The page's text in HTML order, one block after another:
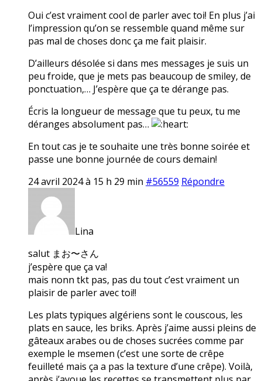
Oui c’est vraiment cool de parler avec toi! En plus j’ai
l’impression qu’on se ressemble quand même sur
pas mal de choses donc ça me fait plaisir.
D’ailleurs désolée si dans mes messages je suis un
peu froide, que je mets pas beaucoup de smiley, de
ponctuation,… J’espère que ça te dérange pas.
Écris la longueur de message que tu peux, tu me
déranges absolument pas…
En tout cas je te souhaite une très bonne soirée et
passe une bonne journée de cours demain!
24 avril 2024 à 15 h 29 min #56559 Répondre
Lina
salut まお〜さん
j’espère que ça va!
mais nonn tkt pas, pas du tout c’est vraiment un
plaisir de parler avec toi!!
Les plats typiques algériens sont le couscous, les
plats en sauce, les briks. Après j’aime aussi pleins de
gâteaux arabes ou de choses sucrées comme par
exemple le msemen (c’est une sorte de crêpe
feuilleté mais ça a pas la texture d’une crêpe). Voilà,